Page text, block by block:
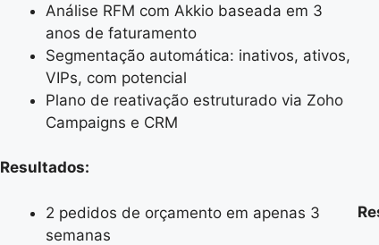
Análise RFM com Akkio baseada em 3
anos de faturamento
Segmentação automática: inativos, ativos,
VIPs, com potencial
Plano de reativação estruturado via Zoho
Campaigns e CRM
Resultados:
2 pedidos de orçamento em apenas 3
semanas